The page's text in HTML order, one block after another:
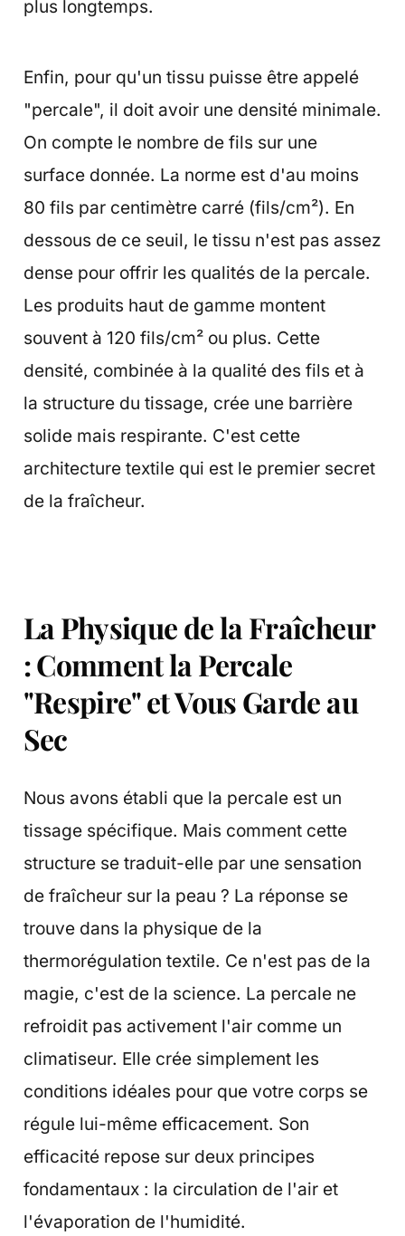
plus longtemps.
Enfin, pour qu'un tissu puisse être appelé
"percale", il doit avoir une densité minimale.
On compte le nombre de fils sur une
surface donnée. La norme est d'au moins
80 fils par centimètre carré (fils/cm²). En
dessous de ce seuil, le tissu n'est pas assez
dense pour offrir les qualités de la percale.
Les produits haut de gamme montent
souvent à 120 fils/cm² ou plus. Cette
densité, combinée à la qualité des fils et à
la structure du tissage, crée une barrière
solide mais respirante. C'est cette
architecture textile qui est le premier secret
de la fraîcheur.
La Physique de la Fraîcheur
: Comment la Percale
"Respire" et Vous Garde au
Sec
Nous avons établi que la percale est un
tissage spécifique. Mais comment cette
structure se traduit-elle par une sensation
de fraîcheur sur la peau ? La réponse se
trouve dans la physique de la
thermorégulation textile. Ce n'est pas de la
magie, c'est de la science. La percale ne
refroidit pas activement l'air comme un
climatiseur. Elle crée simplement les
conditions idéales pour que votre corps se
régule lui-même efficacement. Son
efficacité repose sur deux principes
fondamentaux : la circulation de l'air et
l'évaporation de l'humidité.